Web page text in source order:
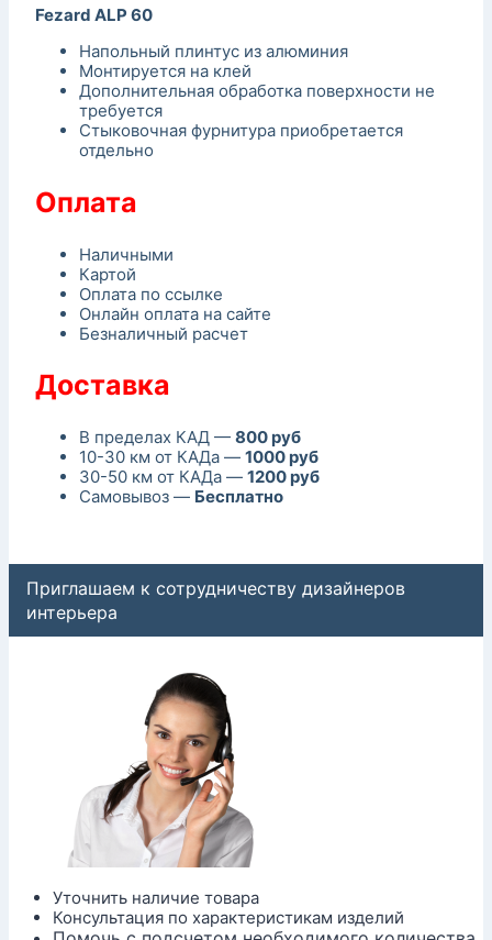
Fezard ALP 60
Напольный плинтус из алюминия
Монтируется на клей
Дополнительная обработка поверхности не
требуется
Стыковочная фурнитура приобретается
отдельно
Оплата
Наличными
Картой
Оплата по ссылке
Онлайн оплата на сайте
Безналичный расчет
Доставка
В пределах КАД — 800 руб
10-30 км от КАДа — 1000 руб
30-50 км от КАДа — 1200 руб
Самовывоз — Бесплатно
Приглашаем к сотрудничеству дизайнеров
интерьера
Уточнить наличие товара
Консультация по характеристикам изделий